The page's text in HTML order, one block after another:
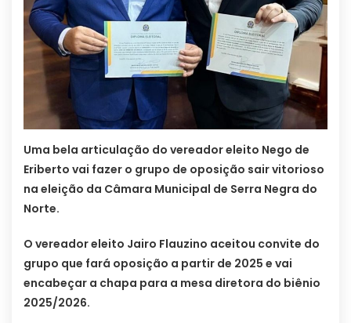
Uma bela articulação do vereador eleito Nego de
Eriberto vai fazer o grupo de oposição sair vitorioso
na eleição da Câmara Municipal de Serra Negra do
Norte.
O vereador eleito Jairo Flauzino aceitou convite do
grupo que fará oposição a partir de 2025 e vai
encabeçar a chapa para a mesa diretora do biênio
2025/2026.